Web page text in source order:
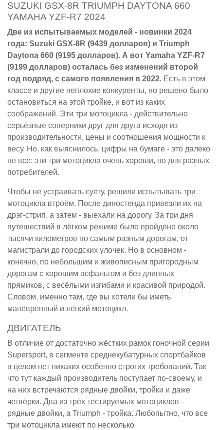
SUZUKI GSX-8R TRIUMPH DAYTONA 660
YAMAHA YZF-R7 2024
Две из испытываемых моделей - новинки 2024
года: Suzuki GSX-8R (9439 долларов) и Triumph
Daytona 660 (9195 долларов). А вот Yamaha YZF-R7
(9199 долларов) осталась без изменений второй
год подряд, с самого появления в 2022. Есть в этом
классе и другие неплохие конкуренты, но решено было
остановиться на этой тройке, и вот из каких
соображений. Эти три мотоцикла - действительно
серьёзные соперники друг для друга исходя из
производительности, цены и соотношения мощности к
весу. Но, как выяснилось, цифры на бумаге - это далеко
не всё: эти три мотоцикла очень хороши, но для разных
потребителей.
Чтобы не устраивать суету, решили испытывать три
мотоцикла втроём. После диностенда привезли их на
дрэг-стрип, а затем - выехали на дорогу. За три дня
путешествий в лёгком режиме было пройдено около
тысячи километров по самым разным дорогам, от
магистрали до городских улочек. Но в основном -
конечно, по небольшим и живописным пригородным
дорогам с хорошим асфальтом и без длинных
прямиков, с весёлыми изгибами и красивой природой.
Словом, именно там, где вы хотели бы иметь
манёвренный и лёгкий мотоцикл.
ДВИГАТЕЛЬ
В отличие от достаточно жёстких рамок гоночной серии
Supersport, в сегменте среднекубатурных спортбайков
в целом нет никаких особенно строгих требований. Так
что тут каждый производитель поступает по-своему, и
на них встречаются рядные двойки, тройки и даже
четвёрки. Два из трёх тестируемых мотоциклов -
рядные двойки, а Triumph - тройка. Любопытно, что все
три мотоцикла имеют по несколько